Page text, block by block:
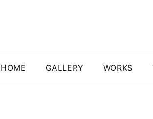
HOME GALLERY WORKS